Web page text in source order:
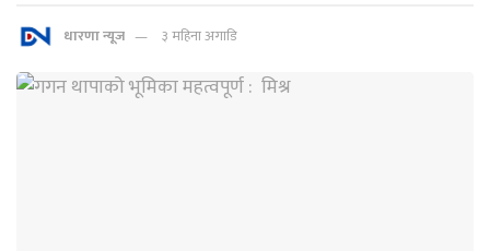
धारणा न्यूज ३ महिना अगाडि